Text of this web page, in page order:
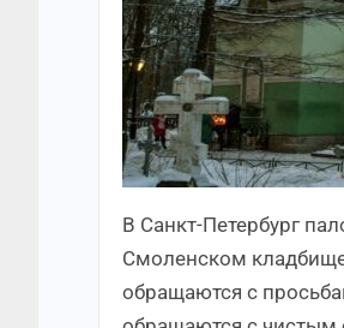
В Санкт-Петербург
Смоленском
обращаются с